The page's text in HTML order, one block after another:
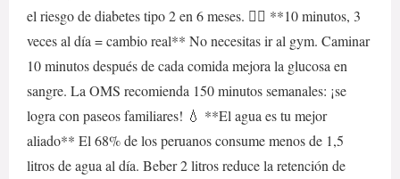
el riesgo de diabetes tipo 2 en 6 meses. 🚶‍♂️ **10 minutos, 3
veces al día = cambio real** No necesitas ir al gym. Caminar
10 minutos después de cada comida mejora la glucosa en
sangre. La OMS recomienda 150 minutos semanales: ¡se
logra con paseos familiares! 💧 **El agua es tu mejor
aliado** El 68% de los peruanos consume menos de 1,5
litros de agua al día. Beber 2 litros reduce la retención de